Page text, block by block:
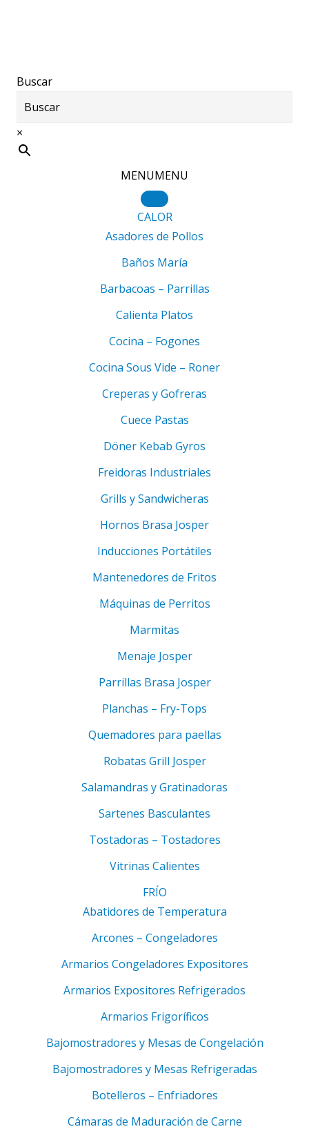
lateral
principal
página
Buscar
×
MENUMENU
CALOR
Asadores de Pollos
Baños María
Barbacoas – Parrillas
Calienta Platos
Cocina – Fogones
Cocina Sous Vide – Roner
Creperas y Gofreras
Cuece Pastas
Döner Kebab Gyros
Freidoras Industriales
Grills y Sandwicheras
Hornos Brasa Josper
Inducciones Portátiles
Mantenedores de Fritos
Máquinas de Perritos
Marmitas
Menaje Josper
Parrillas Brasa Josper
Planchas – Fry-Tops
Quemadores para paellas
Robatas Grill Josper
Salamandras y Gratinadoras
Sartenes Basculantes
Tostadoras – Tostadores
Vitrinas Calientes
FRÍO
Abatidores de Temperatura
Arcones – Congeladores
Armarios Congeladores Expositores
Armarios Expositores Refrigerados
Armarios Frigoríficos
Bajomostradores y Mesas de Congelación
Bajomostradores y Mesas Refrigeradas
Botelleros – Enfriadores
Cámaras de Maduración de Carne